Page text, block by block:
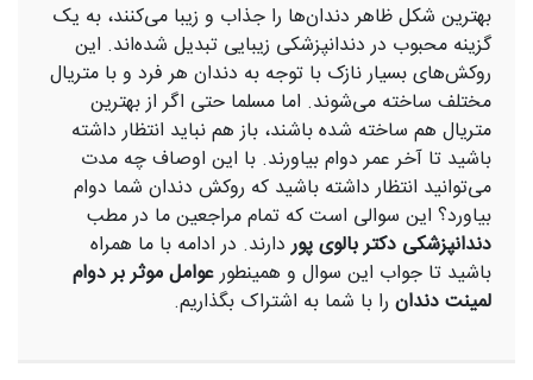
بهترین شکل ظاهر دندان‌ها را جذاب و زیبا می‌کنند، به یک
گزینه محبوب در دندانپزشکی زیبایی تبدیل شده‌اند. این
روکش‌های بسیار نازک با توجه به دندان هر فرد و با متریال
مختلف ساخته می‌شوند. اما مسلما حتی اگر از بهترین
متریال هم ساخته شده باشند، باز هم نباید انتظار داشته
باشید تا آخر عمر دوام بیاورند. با این اوصاف چه مدت
می‌توانید انتظار داشته باشید که روکش دندان شما دوام
بیاورد؟ این سوالی است که تمام مراجعین ما در مطب
دندانپزشکی دکتر بالوی پوردارند. در ادامه با ما همراه
باشید تا جواب این سوال و همینطورعوامل موثر بر دوام
لمینت دندان را با شما به اشتراک بگذاریم.